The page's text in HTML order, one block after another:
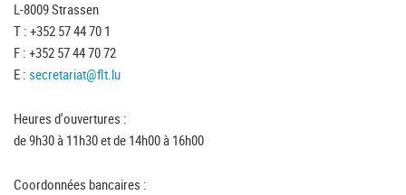
L-8009 Strassen
T : +352 57 44 70 1
F : +352 57 44 70 72
E : secretariat@flt.lu
Heures d'ouvertures :
de 9h30 à 11h30 et de 14h00 à 16h00
Coordonnées bancaires :